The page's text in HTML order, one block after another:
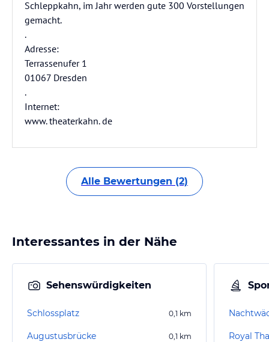
Schleppkahn, im Jahr werden gute 300 Vorstellungen
gemacht.
.
Adresse:
Terrassenufer 1
01067 Dresden
.
Internet:
www. theaterkahn. de
Alle Bewertungen (2)
Interessantes in der Nähe
Sehenswürdigkeiten
Schlossplatz 0,1 km
Augustusbrücke 0,1 km Royal